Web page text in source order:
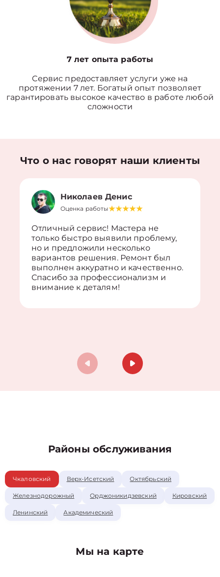
7 лет опыта работы
Сервис предоставляет услуги уже на
протяжении 7 лет. Богатый опыт позволяет
гарантировать высокое качество в работе любой
сложности
Что о нас говорят наши клиенты
Николаев Денис
Оценка работы
Отличный сервис! Мастера не
только быстро выявили проблему,
но и предложили несколько
вариантов решения. Ремонт был
выполнен аккуратно и качественно.
Спасибо за профессионализм и
внимание к деталям!
Районы обслуживания
Чкаловский Верх-Исетский Октябрьский
Железнодорожный Орджоникидзевский Кировский
Ленинский Академический
Мы на карте